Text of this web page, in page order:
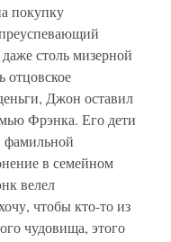
покупку
столь мизерной
отцовское
Джон оставил
Фрэнка. Его дети
фамильной
в семейном
велел
чтобы кто-то из
чудовища, этого